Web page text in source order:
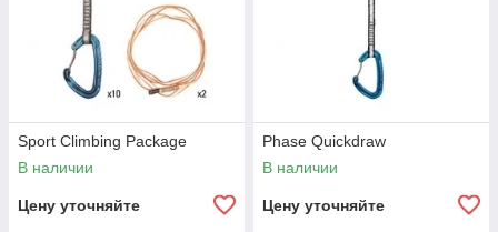
Sport Climbing Package
В наличии
Цену уточняйте
Phase Quickdraw
В наличии
Цену уточняйте